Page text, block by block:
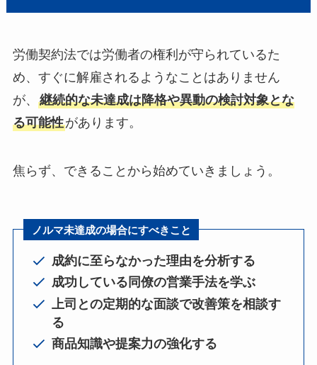
労働契約法では労働者の権利が守られているた
め、すぐに解雇されるようなことはありません
が、 継続的な未達成は降格や異動の検討対象とな
る可能性があります。
焦らず、できることから始めていきましょう。
ノルマ未達成の場合にすべきこと
成約に至らなかった理由を分析する
成功している同僚の営業手法を学ぶ
上司との定期的な面談で改善策を相談す
る
商品知識や提案力の強化する